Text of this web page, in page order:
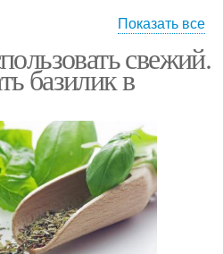
Базилик в соли
Показать все
свежий.
базилик в